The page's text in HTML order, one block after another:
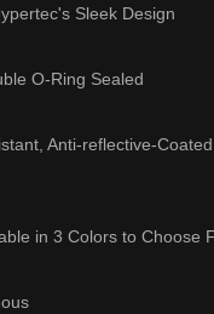
Sleek Design
O-Ring Sealed
Anti-reflective-
in 3 Colors to Choose